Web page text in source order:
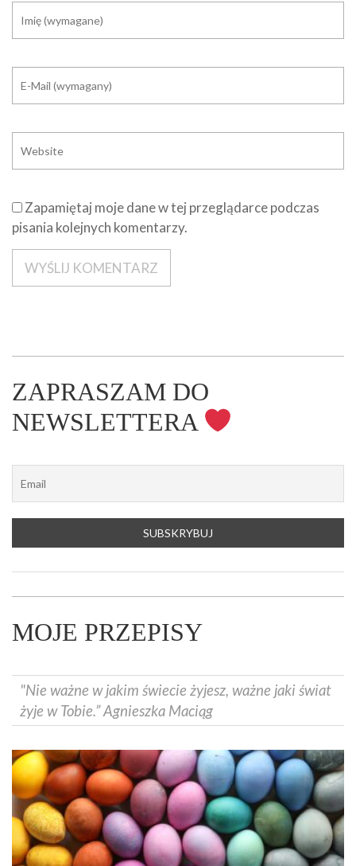
Zapamiętaj moje dane w tej przeglądarce podczas
pisania kolejnych komentarzy.
ZAPRASZAM DO
NEWSLETTERA
MOJE PRZEPISY
"Nie ważne w jakim świecie żyjesz, ważne jaki świat
żyje w Tobie.” Agnieszka Maciąg